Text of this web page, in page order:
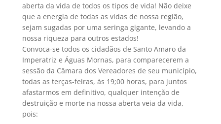
aberta da vida de todos os tipos de vida! Não deixe
que a energia de todas as vidas de nossa região,
sejam sugadas por uma seringa gigante, levando a
nossa riqueza para outros estados!
Convoca-se todos os cidadãos de Santo Amaro da
Imperatriz e Águas Mornas, para comparecerem a
sessão da Câmara dos Vereadores de seu município,
todas as terças-feiras, às 19;00 horas, para juntos
afastarmos em definitivo, qualquer intenção de
destruição e morte na nossa aberta veia da vida,
pois: